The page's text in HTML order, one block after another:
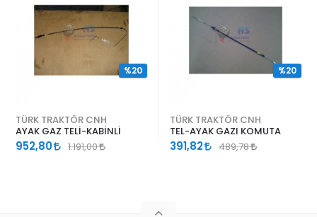
TÜRK TRAKTÖR CNH
AYAK GAZ TELİ-KABİNLİ
952,80 1.191,00
%20
TÜRK TRAKTÖR CNH
TEL-AYAK GAZI KOMUTA
391,82 489,78
%20